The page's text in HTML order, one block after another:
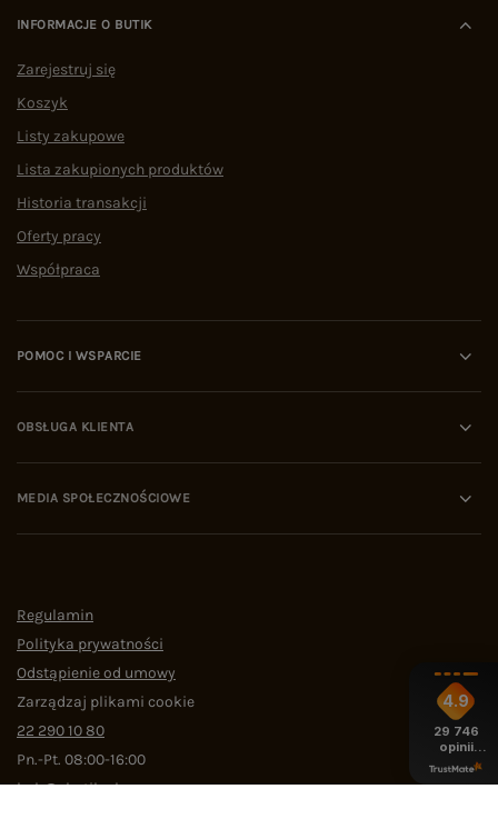
INFORMACJE O BUTIK
Zarejestruj się
Koszyk
Listy zakupowe
Lista zakupionych produktów
Historia transakcji
Oferty pracy
Współpraca
POMOC I WSPARCIE
OBSŁUGA KLIENTA
MEDIA SPOŁECZNOŚCIOWE
Regulamin
Polityka prywatności
Odstąpienie od umowy
Zarządzaj plikami cookie
22 290 10 80
Pn.-Pt. 08:00-16:00
bok@ebutik.pl
4.9
29 746
opinii
z całego